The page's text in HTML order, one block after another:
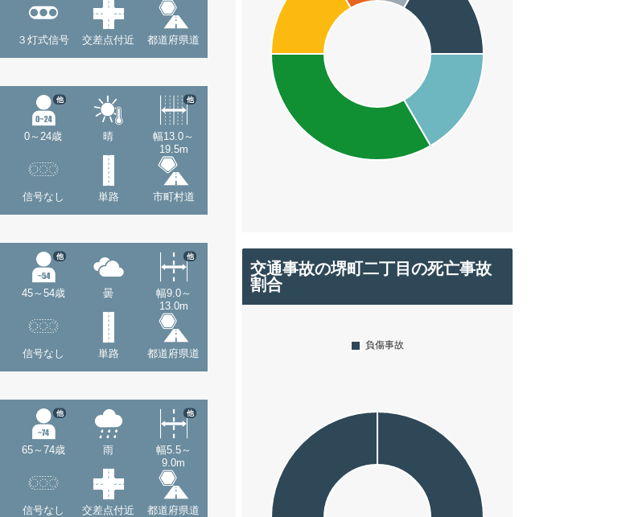
３灯式信号 交差点付近 都道府県道
0～24歳
他
晴
幅13.0～
19.5m
他
信号なし 単路 市町村道
45～54歳
他
曇
幅9.0～
13.0m
他
信号なし 単路 都道府県道
65～74歳
他
雨
幅5.5～
9.0m
他
信号なし 交差点付近 都道府県道
交通事故の堺町二丁目の死亡事故
割合